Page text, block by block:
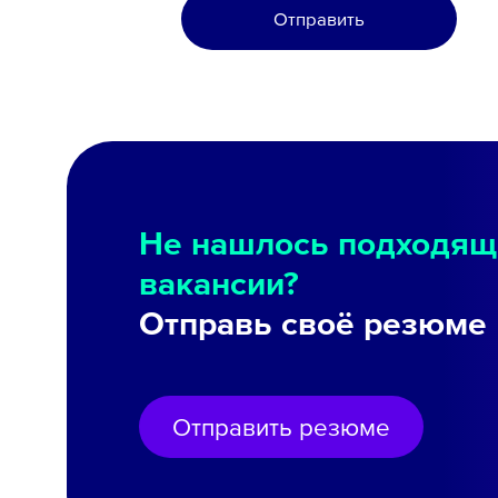
Отправить
Не нашлось
вакансии?
Отправь своё резюме
Отправить резюме